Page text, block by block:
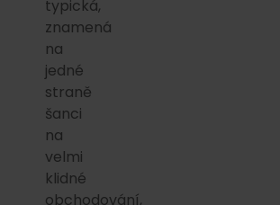
typická,
znamená
na
jedné
straně
šanci
na
velmi
klidné
obchodování,